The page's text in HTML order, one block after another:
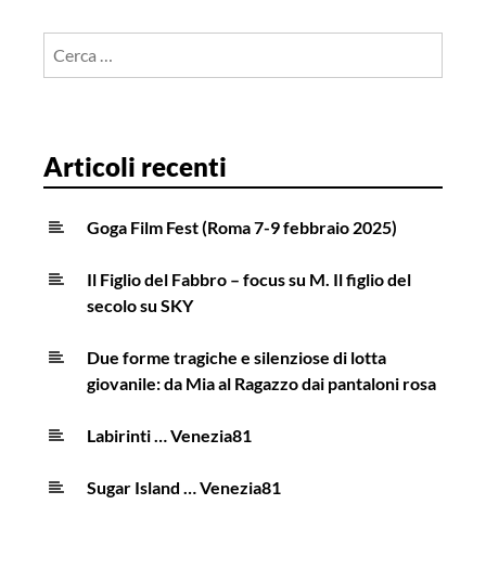
Articoli recenti
Goga Film Fest (Roma 7-9 febbraio 2025)
Il Figlio del Fabbro – focus su M. Il figlio del
secolo su SKY
Due forme tragiche e silenziose di lotta
giovanile: da Mia al Ragazzo dai pantaloni rosa
Labirinti … Venezia81
Sugar Island … Venezia81